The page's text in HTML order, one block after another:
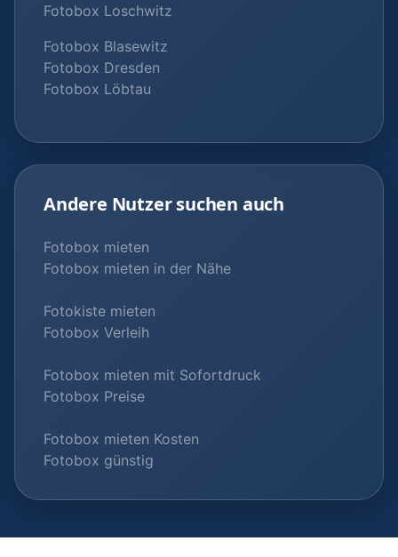
Fotobox Loschwitz
Fotobox Blasewitz
Fotobox Dresden
Fotobox Löbtau
Andere Nutzer suchen auch
Fotobox mieten
Fotobox mieten in der Nähe
Fotokiste mieten
Fotobox Verleih
Fotobox mieten mit Sofortdruck
Fotobox Preise
Fotobox mieten Kosten
Fotobox günstig